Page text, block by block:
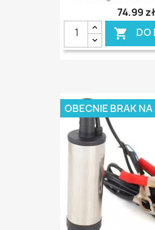
74,99 zł
 DO
OBECNIE BRAK